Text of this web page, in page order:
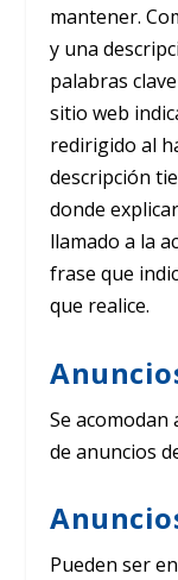
mantener.
y una
palabras
sitio web
redirigido al
descripción
donde
llamado a la
frase que
que realice.
Se
de anuncios
Pueden ser